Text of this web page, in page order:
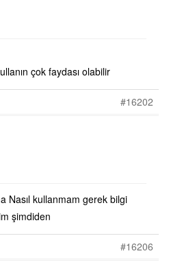
çok faydası olabilir
#16202
Nasıl kullanmam gerek bilgi
şimdiden
#16206